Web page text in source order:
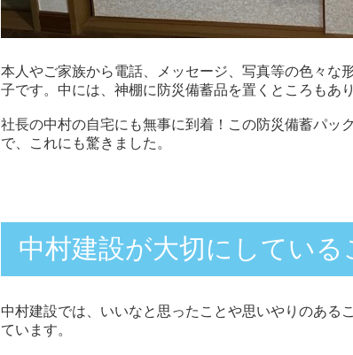
本人やご家族から電話、メッセージ、写真等の色々な
子です。中には、神棚に防災備蓄品を置くところもあ
社長の中村の自宅にも無事に到着！この防災備蓄パッ
で、これにも驚きました。
中村建設が大切にしている
中村建設では、いいなと思ったことや思いやりのある
ています。